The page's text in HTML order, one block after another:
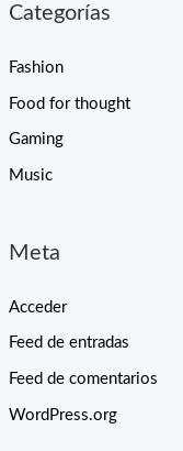
Categorías
Fashion
Food for thought
Gaming
Music
Meta
Acceder
Feed de entradas
Feed de comentarios
WordPress.org